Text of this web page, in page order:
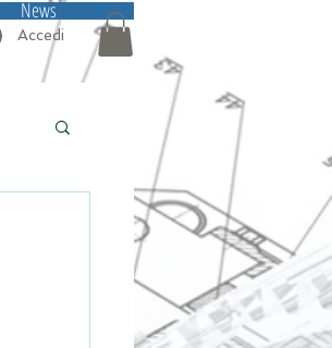
News
Accedi